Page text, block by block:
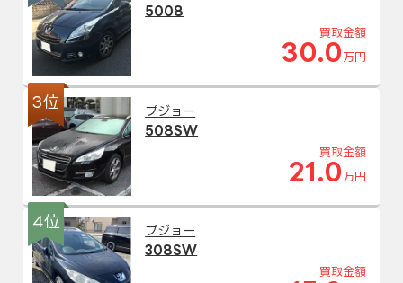
5008
買取金額
30.0 万円
3位
プジョー
508SW
買取金額
21.0 万円
4位
プジョー
308SW
買取金額